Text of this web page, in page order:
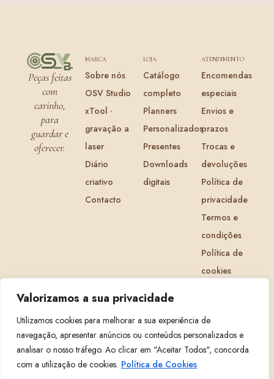
Valorizamos a sua privacidade
Utilizamos cookies para melhorar a sua experiência de
navegação, apresentar anúncios ou conteúdos personalizados e
analisar o nosso tráfego. Ao clicar em "Aceitar Todos", concorda
com a utilização de cookies. Política de Cookies
Peças feitas
com
carinho,
para
guardar e
oferecer.
MARCA
Sobre nós
OSV Studio
xTool ·
gravação a
laser
Diário
criativo
Contacto
LOJA
Catálogo
completo
Planners
Personalizados
Presentes
Downloads
digitais
ATENDIMENTO
Encomendas
especiais
Envios e
prazos
Trocas e
devoluções
Política de
privacidade
Termos e
condições
Política de
cookies
CRIATIVIDADE ORGANIZAÇÃOAFETO